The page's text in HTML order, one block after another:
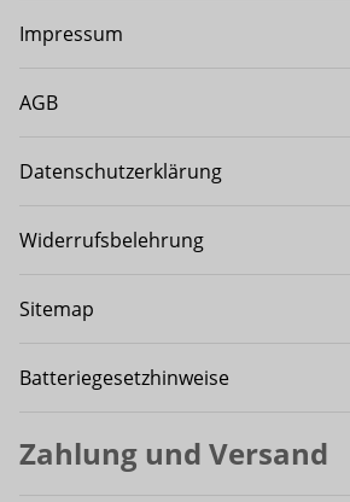
Impressum
AGB
Datenschutzerklärung
Widerrufsbelehrung
Sitemap
Batteriegesetzhinweise
Zahlung und Versand